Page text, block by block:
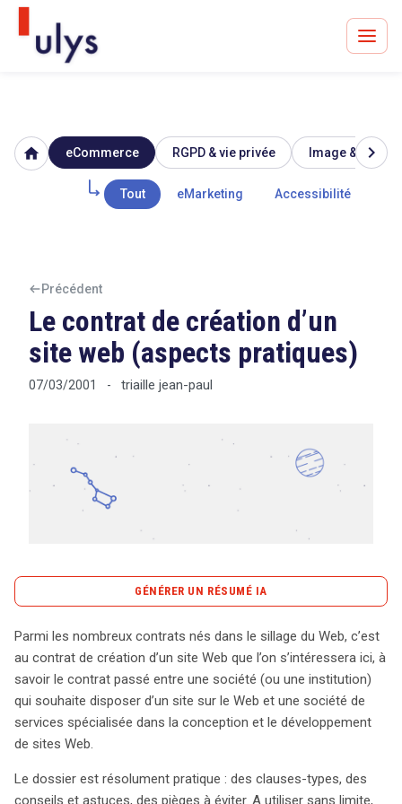
Avocats à Paris & Bruxelles
Leader en droit de l'innovation depuis 30 ans
Tout sur le RGPD
CONTACT
home eCommerce RGPD & vie privée Image &
Tout eMarketing Accessibilité
chevron_right
Précédent
Le contrat de création d’un
site web (aspects pratiques)
07/03/2001 - triaille jean-paul
GÉNÉRER UN RÉSUMÉ IA
La création d’un site Web implique un contrat essentiel
entre une entreprise ou une institution et une société
spécialisée dans le développement web. Ce type de
contrat est crucial pour définir les attentes, les
obligations et les responsabilités de chaque partie. Cet
univers complexe, en mettant en avant des clauses-
Parmi les nombreux contrats nés dans le sillage du Web, c’est
au contrat de création d’un site Web que l’on s’intéressera ici, à
savoir le contrat passé entre une société (ou une institution)
qui souhaite disposer d’un site sur le Web et une société de
services spécialisée dans la conception et le développement
de sites Web.
Le dossier est résolument pratique : des clauses-types, des
conseils et astuces, des pièges à éviter. A utiliser sans limite,